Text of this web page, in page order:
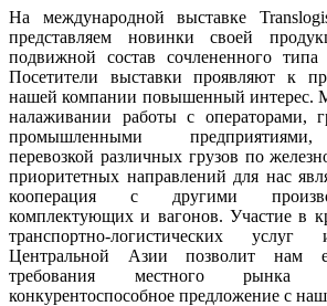
На международной выставке
представляем новинки своей
подвижной состав сочлененного
Посетители выставки проявляют к
нашей компании повышенный интерес.
налаживании работы с операторами,
промышленными
перевозкой различных грузов по
приоритетных направлений для нас
кооперация с другими
комплектующих и вагонов. Участие в
транспортно-логистических
Центральной Азии позволит нам
требования местного рынка
конкурентоспособное предложение с